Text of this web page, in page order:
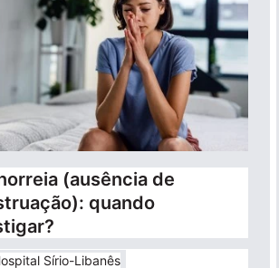
(ausência de
quando
Sírio-Libanês